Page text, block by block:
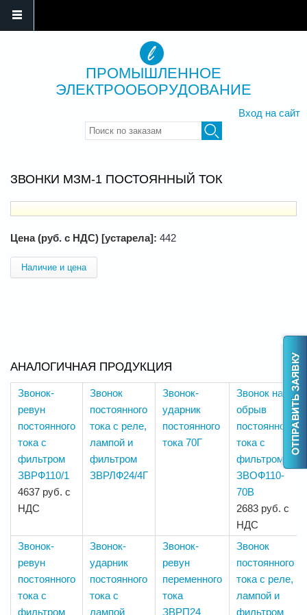
ПРОМЫШЛЕННОЕ
ЭЛЕКТРООБОРУДОВАНИЕ
Вход на сайт
Введите ключевые слова для
ЗВОНКИ МЗМ-1 ПОСТОЯННЫЙ ТОК
Цена (руб. с НДС) [устарела]: 442
Наличие и цена
АНАЛОГИЧНАЯ ПРОДУКЦИЯ
Звонок-
ревун
постоянного
тока с
фильтром
ЗВРФ110/1
4637 руб. с
НДС
Звонок
постоянного
тока с реле,
лампой и
фильтром
ЗВРЛФ24/4Г
Звонок-
ударник
постоянного
тока 70Г
Звонок на
обрыв
постоянного
тока с
фильтром
ЗВОФ110-
70В
2683 руб. с
НДС
Звонок-
ревун
постоянного
тока с
фильтром
Звонок-
ударник
постоянного
тока с
лампой
Звонок-
ревун
переменного
тока
ЗВРП24
Звонок
постоянного
тока с реле,
лампой и
фильтром